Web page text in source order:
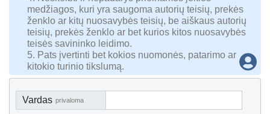
medžiagos, kuri yra saugoma autorių teisių, prekės
ženklo ar kitų nuosavybės teisių, be aiškaus autorių
teisių, prekės ženklo ar bet kurios kitos nuosavybės
teisės savininko leidimo.
5. Pats įvertinti bet kokios nuomonės, patarimo ar
kitokio turinio tikslumą.
Vardas privaloma